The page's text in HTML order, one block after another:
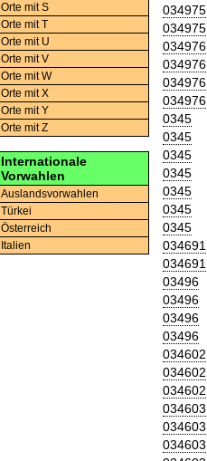
Orte mit S
Orte mit T
Orte mit U
Orte mit V
Orte mit W
Orte mit X
Orte mit Y
Orte mit Z
Internationale
Vorwahlen
Auslandsvorwahlen
Türkei
Österreich
Italien
034975
034975
034976
034976
034976
034976
0345
0345
0345
0345
0345
0345
0345
034691
034691
03496
03496
03496
03496
034602
034602
034602
034603
034603
034603